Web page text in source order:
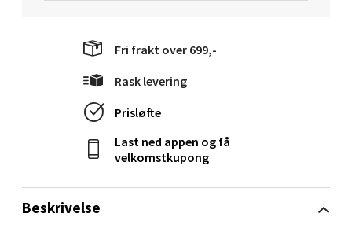
Beskrivelse
Fri frakt over 699,-
Rask levering
Prisløfte
Last ned appen og få
velkomstkupong
Åpent i dag 10-18
Narvik - Thon Senter Malmporten